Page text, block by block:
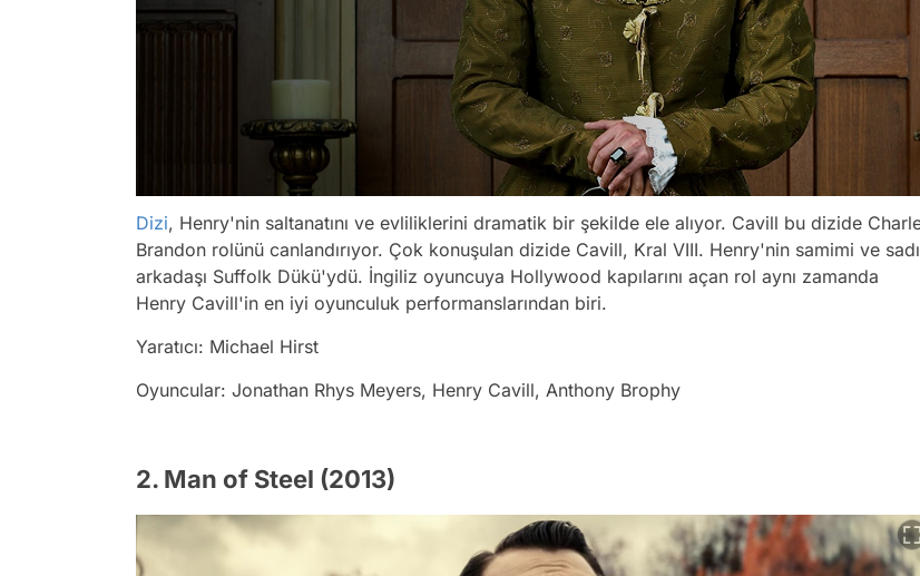
Dizi, Henry'nin saltanatını ve evliliklerini dramatik bir şekilde ele alıyor. Cavill bu dizide
Brandon rolünü canlandırıyor. Çok konuşulan dizide Cavill, Kral VIII. Henry'nin samimi ve
arkadaşı Suffolk Dükü'ydü. İngiliz oyuncuya Hollywood kapılarını açan rol aynı zamanda
Henry Cavill'in en iyi oyunculuk performanslarından biri.
Yaratıcı: Michael Hirst
Oyuncular: Jonathan Rhys Meyers, Henry Cavill, Anthony Brophy
2. Man of Steel (2013)